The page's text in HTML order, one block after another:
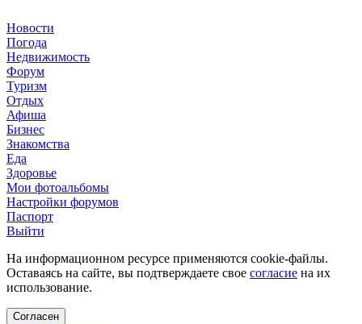
Новости
Погода
Недвижимость
Форум
Туризм
Отдых
Афиша
Бизнес
Знакомства
Еда
Здоровье
Мои фотоальбомы
Настройки форумов
Паспорт
Выйти
На информационном ресурсе применяются cookie-файлы.
Оставаясь на сайте, вы подтверждаете свое согласие на их
использование.
Согласен